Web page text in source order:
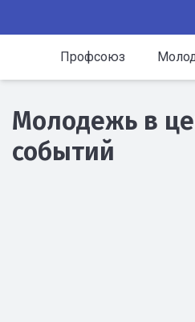
Профсоюз
Молодежь в
событий